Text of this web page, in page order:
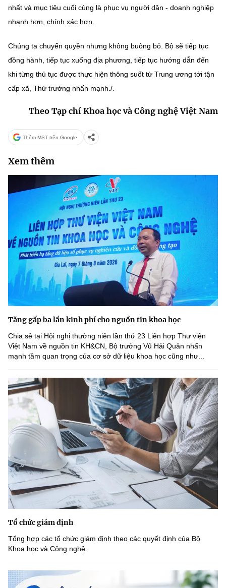
nhất và mục tiêu cuối cùng là phục vụ người dân - doanh nghiệp
nhanh hơn, chính xác hơn.
Chúng ta chuyển quyền nhưng không buông bỏ. Bộ sẽ tiếp tục
đồng hành, tiếp tục xuống địa phương, tiếp tục hướng dẫn đến
khi từng thủ tục được thực hiện thông suốt từ Trung ương tới tận
cấp xã, Thứ trưởng nhấn mạnh./.
Theo Tạp chí Khoa học và Công nghệ Việt Nam
Thêm MST trên Google
Xem thêm
Tăng gấp ba lần kinh phí cho nguồn tin khoa học
Chia sẻ tại Hội nghị thường niên lần thứ 23 Liên hợp Thư viện
Việt Nam về nguồn tin KH&CN, Bộ trưởng Vũ Hải Quân nhấn
mạnh tầm quan trọng của cơ sở dữ liệu khoa học cũng như...
Tổ chức giám định
Tổng hợp các tổ chức giám định theo các quyết định của Bộ
Khoa học và Công nghệ.